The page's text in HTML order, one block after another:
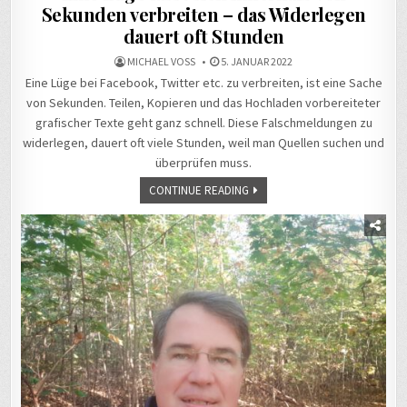
Sekunden verbreiten – das Widerlegen
dauert oft Stunden
MICHAEL VOSS 5. JANUAR 2022
Eine Lüge bei Facebook, Twitter etc. zu verbreiten, ist eine Sache
von Sekunden. Teilen, Kopieren und das Hochladen vorbereiteter
grafischer Texte geht ganz schnell. Diese Falschmeldungen zu
widerlegen, dauert oft viele Stunden, weil man Quellen suchen und
überprüfen muss.
CONTINUE READING